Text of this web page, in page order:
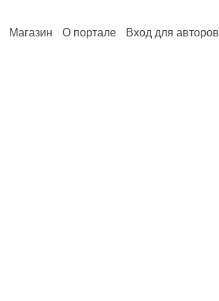
Магазин О портале Вход для авторов